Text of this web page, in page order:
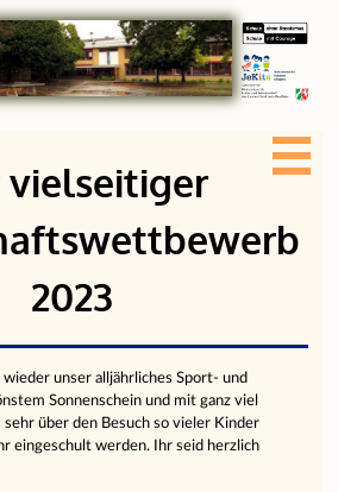
vielseitiger
2023
unser alljährliches Sport- und
Sonnenschein und mit ganz viel
sehr über den Besuch so vieler Kinder
eingeschult werden. Ihr seid herzlich